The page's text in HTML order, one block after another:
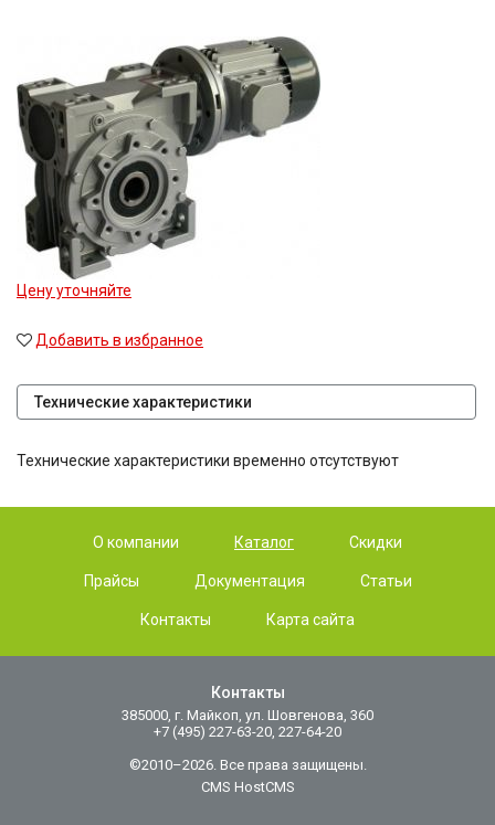
Цену уточняйте
Добавить в избранное
Технические характеристики
Технические характеристики временно отсутствуют
О компании Каталог Скидки
Прайсы Документация Статьи
Контакты Карта сайта
Контакты
385000, г. Майкоп, ул. Шовгенова, 360
+7 (495) 227-63-20, 227-64-20
©2010–2026. Все права защищены.
CMS HostCMS